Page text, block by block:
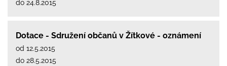
do 24.8.2015
Dotace - Sdružení občanů v Žítkové - oznámení
od 12.5.2015
do 28.5.2015